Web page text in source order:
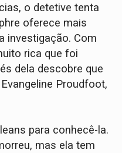
o detetive tenta
oferece mais
investigação. Com
rica que foi
dela descobre que
Proudfoot,
para conhecê-la.
mas ela tem